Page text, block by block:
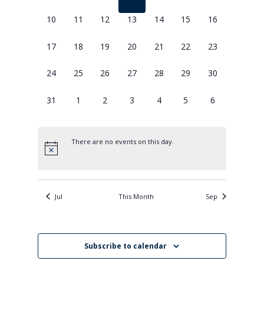
Eventos
010
011
012
013
014
015
016
017
018
019
0
20
0
21
0
22
0
23
0
24
0
25
0
26
0
27
0
28
0
29
0
30
0
31
01
0
2
0
3
0
4
0
5
0
6
There are no events on this day.
Jul This Month Sep
Subscribe to calendar